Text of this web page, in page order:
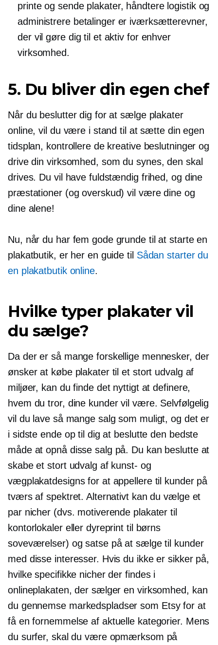
printe og sende plakater, håndtere logistik og
administrere betalinger er iværksætterevner,
der vil gøre dig til et aktiv for enhver
virksomhed.
5. Du bliver din egen chef
Når du beslutter dig for at sælge plakater
online, vil du være i stand til at sætte din egen
tidsplan, kontrollere de kreative beslutninger og
drive din virksomhed, som du synes, den skal
drives. Du vil have fuldstændig frihed, og dine
præstationer (og overskud) vil være dine og
dine alene!
Nu, når du har fem gode grunde til at starte en
plakatbutik, er her en guide til Sådan starter du
en plakatbutik online.
Hvilke typer plakater vil
du sælge?
Da der er så mange forskellige mennesker, der
ønsker at købe plakater til et stort udvalg af
miljøer, kan du finde det nyttigt at definere,
hvem du tror, ​​dine kunder vil være. Selvfølgelig
vil du lave så mange salg som muligt, og det er
i sidste ende op til dig at beslutte den bedste
måde at opnå disse salg på. Du kan beslutte at
skabe et stort udvalg af kunst- og
vægplakatdesigns for at appellere til kunder på
tværs af spektret. Alternativt kan du vælge et
par nicher (dvs. motiverende plakater til
kontorlokaler eller dyreprint til børns
soveværelser) og satse på at sælge til kunder
med disse interesser. Hvis du ikke er sikker på,
hvilke specifikke nicher der findes i
onlineplakaten, der sælger en virksomhed, kan
du gennemse markedspladser som Etsy for at
få en fornemmelse af aktuelle kategorier. Mens
du surfer, skal du være opmærksom på